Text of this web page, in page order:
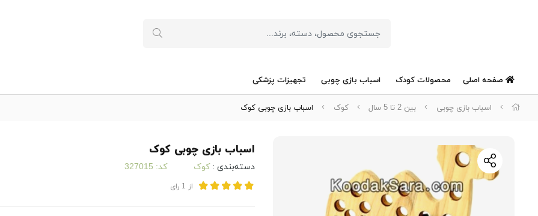
صفحه اصلی محصولات کودک اسباب بازی چوبی تجهیزات پزشکی
اسباب بازی چوبی بین 2 تا 5 سال کوک اسباب بازی چوبی کوک
اسباب بازی چوبی کوک
دسته‌بندی :کوک کد:
از 1 رای